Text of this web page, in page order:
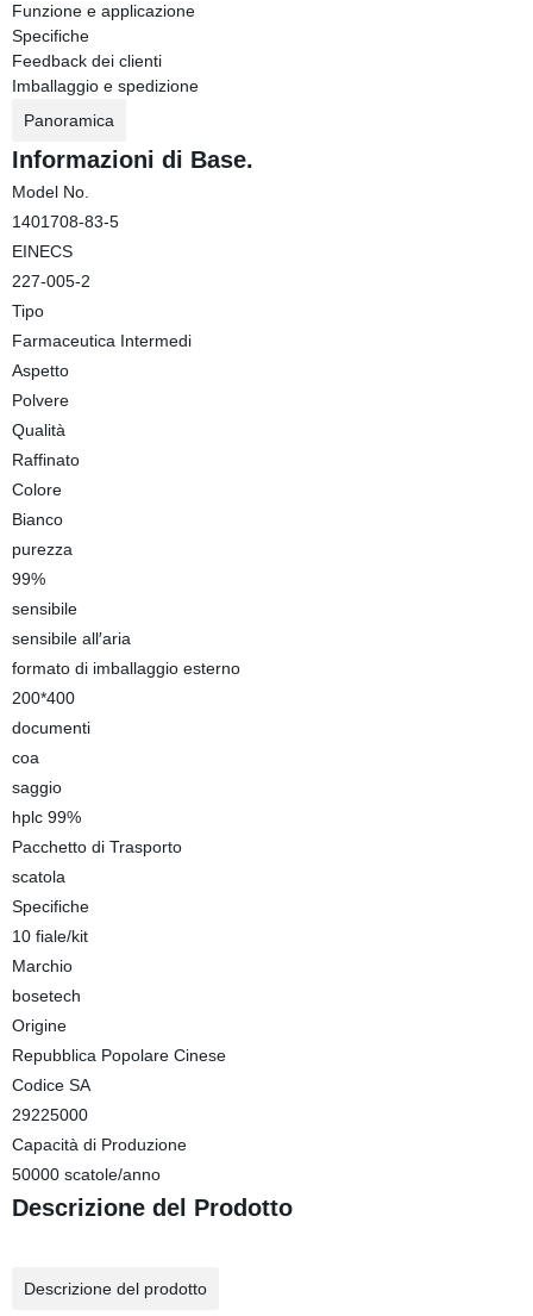
Funzione e applicazione
Specifiche
Feedback dei clienti
Imballaggio e spedizione
Panoramica
Informazioni di Base.
Model No.
1401708-83-5
EINECS
227-005-2
Tipo
Farmaceutica Intermedi
Aspetto
Polvere
Qualità
Raffinato
Colore
Bianco
purezza
99%
sensibile
sensibile all′aria
formato di imballaggio esterno
200*400
documenti
coa
saggio
hplc 99%
Pacchetto di Trasporto
scatola
Specifiche
10 fiale/kit
Marchio
bosetech
Origine
Repubblica Popolare Cinese
Codice SA
29225000
Capacità di Produzione
50000 scatole/anno
Descrizione del Prodotto
Descrizione del prodotto